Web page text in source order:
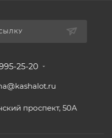
25-20​
проспект, 50А​